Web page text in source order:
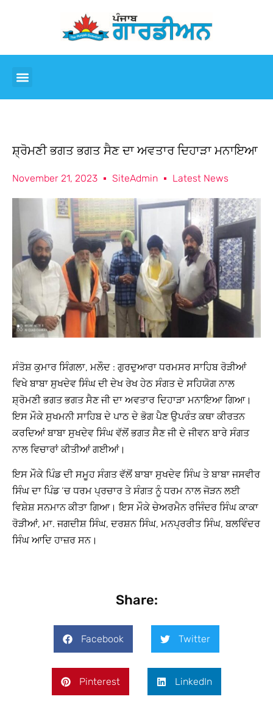
ਸ਼੍ਰੋਮਣੀ ਭਗਤ ਭਗਤ ਸੈਣ ਦਾ ਅਵਤਾਰ ਦਿਹਾੜਾ ਮਨਾਇਆ
November 21, 2023 SiteAdmin Latest News
ਸੰਤੋਸ਼ ਕੁਮਾਰ ਸਿੰਗਲਾ, ਮਲੌਦ : ਗੁਰਦੁਆਰਾ ਧਰਮਸਰ ਸਾਹਿਬ ਰੋੜੀਆਂ
ਵਿਖੇ ਬਾਬਾ ਸੁਖਦੇਵ ਸਿੰਘ ਦੀ ਦੇਖ ਰੇਖ ਹੇਠ ਸੰਗਤ ਦੇ ਸਹਿਯੋਗ ਨਾਲ
ਸ਼੍ਰੋਮਣੀ ਭਗਤ ਭਗਤ ਸੈਣ ਜੀ ਦਾ ਅਵਤਾਰ ਦਿਹਾੜਾ ਮਨਾਇਆ ਗਿਆ।
ਇਸ ਮੌਕੇ ਸੁਖਮਨੀ ਸਾਹਿਬ ਦੇ ਪਾਠ ਦੇ ਭੋਗ ਪੈਣ ਉਪਰੰਤ ਕਥਾ ਕੀਰਤਨ
ਕਰਦਿਆਂ ਬਾਬਾ ਸੁਖਦੇਵ ਸਿੰਘ ਵੱਲੋਂ ਭਗਤ ਸੈਣ ਜੀ ਦੇ ਜੀਵਨ ਬਾਰੇ ਸੰਗਤ
ਨਾਲ ਵਿਚਾਰਾਂ ਕੀਤੀਆਂ ਗਈਆਂ।
ਇਸ ਮੌਕੇ ਪਿੰਡ ਦੀ ਸਮੂਹ ਸੰਗਤ ਵੱਲੋਂ ਬਾਬਾ ਸੁਖਦੇਵ ਸਿੰਘ ਤੇ ਬਾਬਾ ਜਸਵੀਰ
ਸਿੰਘ ਦਾ ਪਿੰਡ ‘ਚ ਧਰਮ ਪ੍ਰਚਾਰ ਤੇ ਸੰਗਤ ਨੂੰ ਧਰਮ ਨਾਲ ਜੋੜਨ ਲਈ
ਵਿਸ਼ੇਸ਼ ਸਨਮਾਨ ਕੀਤਾ ਗਿਆ। ਇਸ ਮੌਕੇ ਚੇਅਰਮੈਨ ਰਜਿੰਦਰ ਸਿੰਘ ਕਾਕਾ
ਰੋੜੀਆਂ, ਮਾ. ਜਗਦੀਸ਼ ਸਿੰਘ, ਦਰਸ਼ਨ ਸਿੰਘ, ਮਨਪ੍ਰਰੀਤ ਸਿੰਘ, ਬਲਵਿੰਦਰ
ਸਿੰਘ ਆਦਿ ਹਾਜ਼ਰ ਸਨ।
Share:
Facebook Twitter
Pinterest LinkedIn